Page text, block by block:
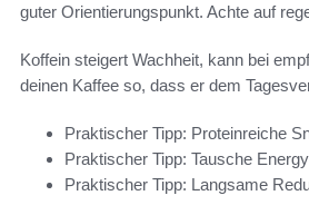
guter Orientierungspunkt. Achte auf
Koffein steigert Wachheit, kann bei
deinen Kaffee so, dass er dem
Praktischer Tipp: Proteinreiche
Praktischer Tipp: Tausche
Praktischer Tipp: Langsame